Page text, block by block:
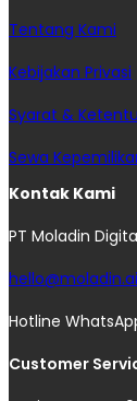
Tentang Kami
Kebijakan Privasi
Syarat &
Sewa
Kontak Kami
PT Moladin
hello@moladin.ai
Hotline
Customer